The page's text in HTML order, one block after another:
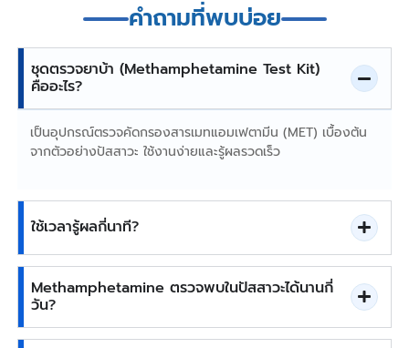
คำถามที่พบบ่อย
ชุดตรวจยาบ้า (Methamphetamine Test Kit)
คืออะไร?
เป็นอุปกรณ์ตรวจคัดกรองสารเมทแอมเฟตามีน (MET) เบื้องต้น
จากตัวอย่างปัสสาวะ ใช้งานง่ายและรู้ผลรวดเร็ว
ใช้เวลารู้ผลกี่นาที?
Methamphetamine ตรวจพบในปัสสาวะได้นานกี่
วัน?